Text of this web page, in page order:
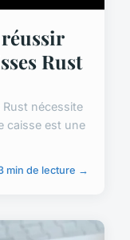
Rust
nécessite
caisse est une
min de lecture →